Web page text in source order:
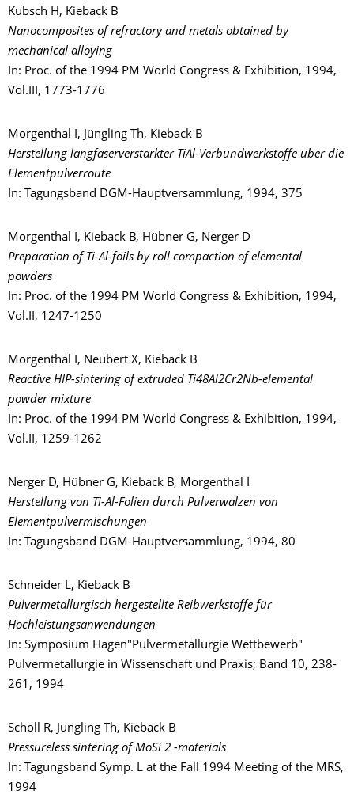
Kubsch H, Kieback B
Nanocomposites of refractory and metals obtained by
mechanical alloying
In: Proc. of the 1994 PM World Congress & Exhibition, 1994,
Vol.III, 1773-1776
Morgenthal I, Jüngling Th, Kieback B
Herstellung langfaserverstärkter TiAl-Verbundwerkstoffe über die
Elementpulverroute
In: Tagungsband DGM-Hauptversammlung, 1994, 375
Morgenthal I, Kieback B, Hübner G, Nerger D
Preparation of Ti-Al-foils by roll compaction of elemental
powders
In: Proc. of the 1994 PM World Congress & Exhibition, 1994,
Vol.II, 1247-1250
Morgenthal I, Neubert X, Kieback B
Reactive HIP-sintering of extruded Ti48Al2Cr2Nb-elemental
powder mixture
In: Proc. of the 1994 PM World Congress & Exhibition, 1994,
Vol.II, 1259-1262
Nerger D, Hübner G, Kieback B, Morgenthal I
Herstellung von Ti-Al-Folien durch Pulverwalzen von
Elementpulvermischungen
In: Tagungsband DGM-Hauptversammlung, 1994, 80
Schneider L, Kieback B
Pulvermetallurgisch hergestellte Reibwerkstoffe für
Hochleistungsanwendungen
In: Symposium Hagen"Pulvermetallurgie Wettbewerb"
Pulvermetallurgie in Wissenschaft und Praxis; Band 10, 238-
261, 1994
Scholl R, Jüngling Th, Kieback B
Pressureless sintering of MoSi 2 -materials
In: Tagungsband Symp. L at the Fall 1994 Meeting of the MRS,
1994